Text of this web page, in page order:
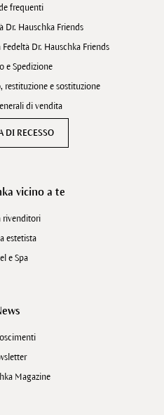
frequenti
Dr. Hauschka Friends
Dr. Hauschka Friends
e Spedizione
restituzione e sostituzione
di vendita
DI RECESSO
vicino a te
rivenditori
estetista
e Spa
Magazine